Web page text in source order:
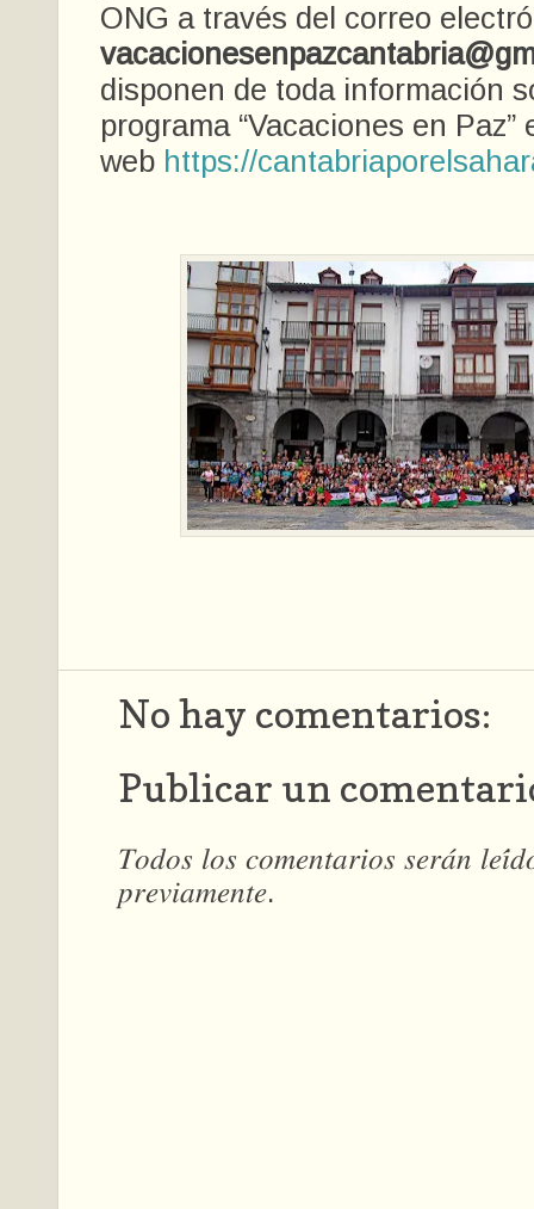
ONG a través del correo
disponen de toda información
programa “Vacaciones en Paz”
web https://
No hay comentarios:
Publicar un
𝑇𝑜𝑑𝑜𝑠 𝑙𝑜𝑠 𝑐𝑜𝑚𝑒𝑛𝑡𝑎𝑟𝑖𝑜𝑠 𝑠𝑒𝑟𝑎́𝑛
𝑝𝑟𝑒𝑣𝑖𝑎𝑚𝑒𝑛𝑡𝑒.